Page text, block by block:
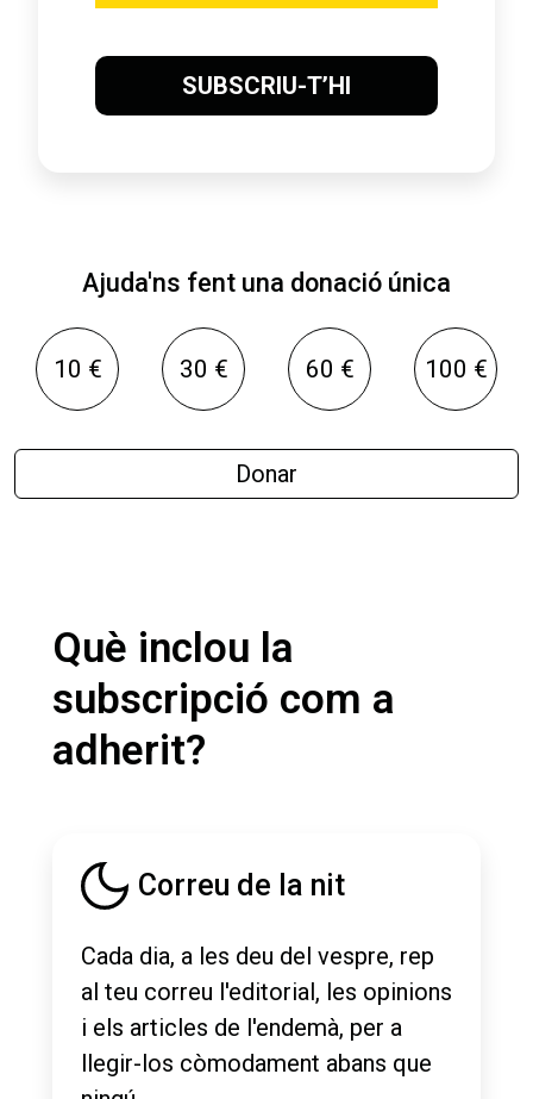
SUBSCRIU-T’HI
Ajuda'ns fent una donació única
10 € 30 € 60 € 100 €
Donar
Què inclou la
subscripció com a
adherit?
Correu de la nit
Cada dia, a les deu del vespre, rep
al teu correu l'editorial, les opinions
i els articles de l'endemà, per a
llegir-los còmodament abans que